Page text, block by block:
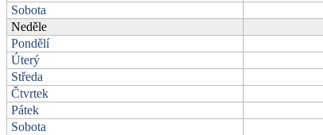
Sobota
Neděle
Pondělí
Úterý
Středa
Čtvrtek
Pátek
Sobota